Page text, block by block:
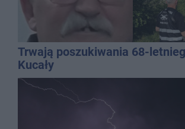
Trwają poszukiwania 68-
Kucały